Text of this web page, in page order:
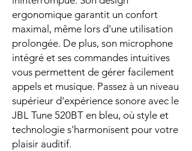
ergonomique garantit un confort
maximal, même lors d'une utilisation
prolongée. De plus, son microphone
intégré et ses commandes intuitives
vous permettent de gérer facilement
appels et musique. Passez à un niveau
supérieur d'expérience sonore avec le
JBL Tune 520BT en bleu, où style et
technologie s'harmonisent pour votre
plaisir auditif.